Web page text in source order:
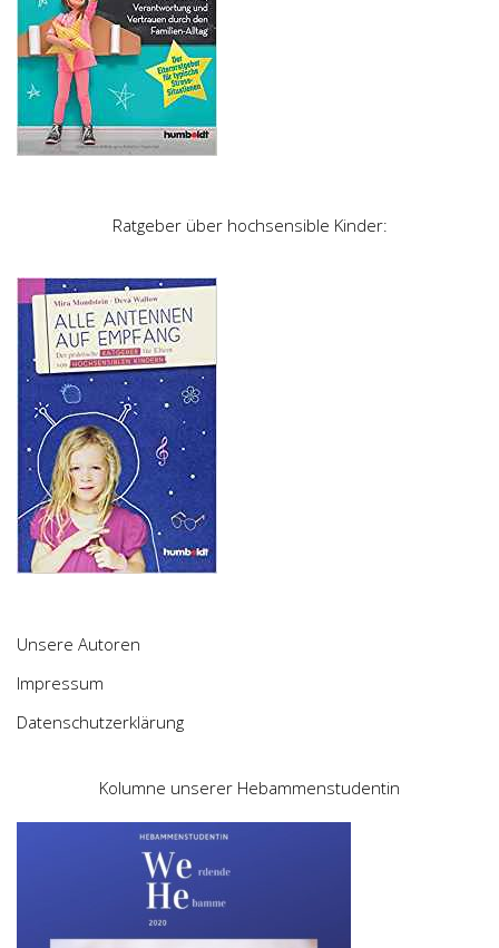
Ratgeber über hochsensible Kinder:
Unsere Autoren
Impressum
Datenschutzerklärung
Kolumne unserer Hebammenstudentin